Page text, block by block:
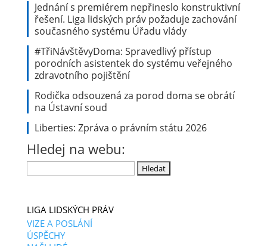
Jednání s premiérem nepřineslo konstruktivní
řešení. Liga lidských práv požaduje zachování
současného systému Úřadu vlády
#TřiNávštěvyDoma: Spravedlivý přístup
porodních asistentek do systému veřejného
zdravotního pojištění
Rodička odsouzená za porod doma se obrátí
na Ústavní soud
Liberties: Zpráva o právním státu 2026
Hledej na webu:
Vyhledávání
LIGA LIDSKÝCH PRÁV
VIZE A POSLÁNÍ
ÚSPĚCHY